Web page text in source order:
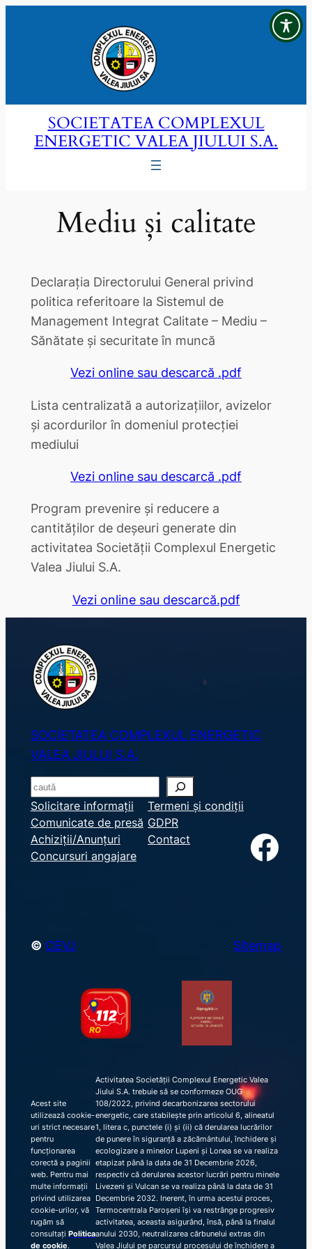
SOCIETATEA COMPLEXUL
ENERGETIC VALEA JIULUI S.A.
Mediu și calitate
Declaraţia Directorului General privind
politica referitoare la Sistemul de
Management Integrat Calitate – Mediu –
Sănătate şi securitate în muncă
Vezi online sau descarcă .pdf
Lista centralizată a autorizațiilor, avizelor
și acordurilor în domeniul protecției
mediului
Vezi online sau descarcă .pdf
Program prevenire și reducere a
cantităților de deșeuri generate din
activitatea Societății Complexul Energetic
Valea Jiului S.A.
Vezi online sau descarcă.pdf
SOCIETATEA COMPLEXUL ENERGETIC
VALEA JIULUI S.A.
S
e
a
r
c
Solicitare informații
Comunicate de presă
Achiziții/Anunțuri
Concursuri angajare
Termeni și condiții
GDPR
Contact
Facebook
© CEVJ Sitemap
Acest site
utilizează cookie-
uri strict necesare
pentru
funcționarea
corectă a paginii
web. Pentru mai
multe informații
privind utilizarea
cookie-urilor, vă
rugăm să
consultați Politica
de cookie.
Activitatea Societății Complexul Energetic Valea
Jiului S.A. trebuie să se conformeze OUG
108/2022, privind decarbonizarea sectorului
energetic, care stabilește prin articolul 6, alineatul
1, litera c, punctele (i) și (ii) că derularea lucrărilor
de punere în siguranță a zăcământului, închidere și
ecologizare a minelor Lupeni și Lonea se va realiza
etapizat până la data de 31 Decembrie 2026,
respectiv că derularea acestor lucrări pentru minele
Livezeni și Vulcan se va realiza până la data de 31
Decembrie 2032. Inerent, în urma acestui proces,
Termocentrala Paroșeni își va restrânge progresiv
activitatea, aceasta asigurând, însă, până la finalul
anului 2030, neutralizarea cărbunelui extras din
Valea Jiului pe parcursul procesului de închidere a